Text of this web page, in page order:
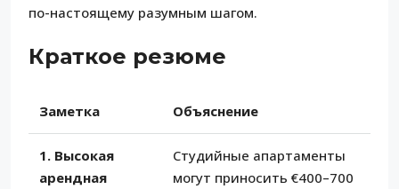
по-настоящему разумным шагом.
Краткое резюме
Заметка Объяснение
1. Высокая
арендная
Студийные апартаменты
могут приносить €400–700